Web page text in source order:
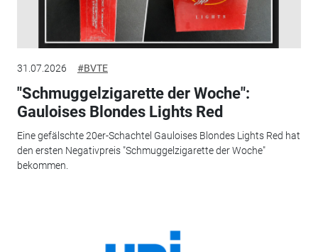
31.07.2026 #BVTE
"Schmuggelzigarette der Woche":
Gauloises Blondes Lights Red
Eine gefälschte 20er-Schachtel Gauloises Blondes Lights Red hat
den ersten Negativpreis "Schmuggelzigarette der Woche"
bekommen.